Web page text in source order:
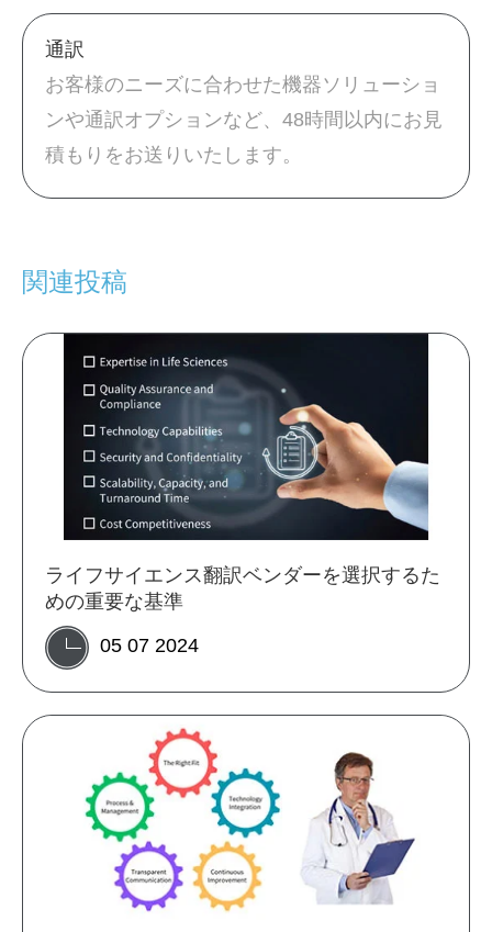
通訳
お客様のニーズに合わせた機器ソリューショ
ンや通訳オプションなど、48時間以内にお見
積もりをお送りいたします。
関連投稿
ライフサイエンス翻訳ベンダーを選択するた
めの重要な基準
05 07 2024